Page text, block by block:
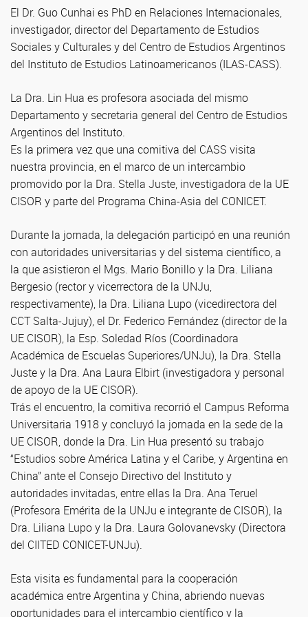
El Dr. Guo Cunhai es PhD en Relaciones Internacionales,
investigador, director del Departamento de Estudios
Sociales y Culturales y del Centro de Estudios Argentinos
del Instituto de Estudios Latinoamericanos (ILAS-CASS).
La Dra. Lin Hua es profesora asociada del mismo
Departamento y secretaria general del Centro de Estudios
Argentinos del Instituto.
Es la primera vez que una comitiva del CASS visita
nuestra provincia, en el marco de un intercambio
promovido por la Dra. Stella Juste, investigadora de la UE
CISOR y parte del Programa China-Asia del CONICET.
Durante la jornada, la delegación participó en una reunión
con autoridades universitarias y del sistema científico, a
la que asistieron el Mgs. Mario Bonillo y la Dra. Liliana
Bergesio (rector y vicerrectora de la UNJu,
respectivamente), la Dra. Liliana Lupo (vicedirectora del
CCT Salta-Jujuy), el Dr. Federico Fernández (director de la
UE CISOR), la Esp. Soledad Ríos (Coordinadora
Académica de Escuelas Superiores/UNJu), la Dra. Stella
Juste y la Dra. Ana Laura Elbirt (investigadora y personal
de apoyo de la UE CISOR).
Trás el encuentro, la comitiva recorrió el Campus Reforma
Universitaria 1918 y concluyó la jornada en la sede de la
UE CISOR, donde la Dra. Lin Hua presentó su trabajo
“Estudios sobre América Latina y el Caribe, y Argentina en
China” ante el Consejo Directivo del Instituto y
autoridades invitadas, entre ellas la Dra. Ana Teruel
(Profesora Emérita de la UNJu e integrante de CISOR), la
Dra. Liliana Lupo y la Dra. Laura Golovanevsky (Directora
del CIITED CONICET-UNJu).
Esta visita es fundamental para la cooperación
académica entre Argentina y China, abriendo nuevas
oportunidades para el intercambio científico y la